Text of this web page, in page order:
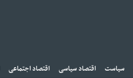
سیاست اقتصاد سیاسی اقتصاد اجتماعی